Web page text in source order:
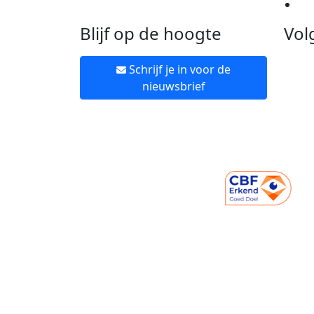
Blijf op de hoogte
Schrijf je in voor de
nieuwsbrief